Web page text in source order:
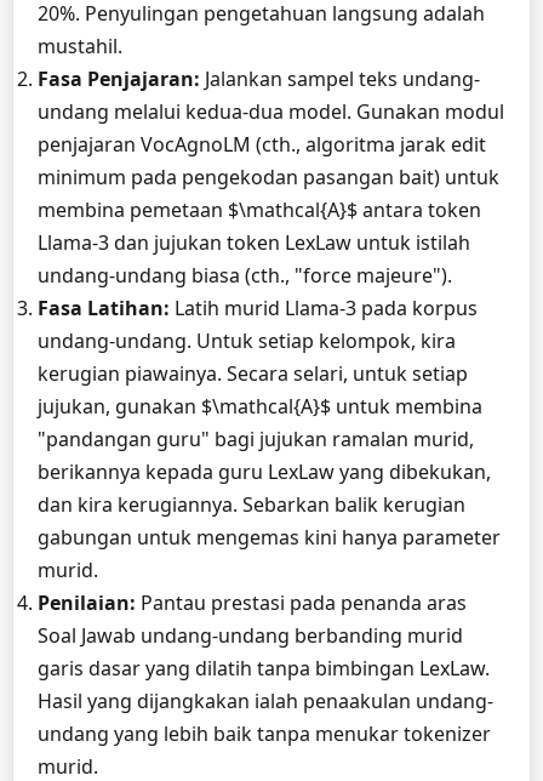
20%. Penyulingan pengetahuan langsung adalah
mustahil.
Fasa Penjajaran: Jalankan sampel teks undang-
undang melalui kedua-dua model. Gunakan modul
penjajaran VocAgnoLM (cth., algoritma jarak edit
minimum pada pengekodan pasangan bait) untuk
membina pemetaan $\mathcal{A}$ antara token
Llama-3 dan jujukan token LexLaw untuk istilah
undang-undang biasa (cth., "force majeure").
Fasa Latihan: Latih murid Llama-3 pada korpus
undang-undang. Untuk setiap kelompok, kira
kerugian piawainya. Secara selari, untuk setiap
jujukan, gunakan $\mathcal{A}$ untuk membina
"pandangan guru" bagi jujukan ramalan murid,
berikannya kepada guru LexLaw yang dibekukan,
dan kira kerugiannya. Sebarkan balik kerugian
gabungan untuk mengemas kini hanya parameter
murid.
Penilaian: Pantau prestasi pada penanda aras
Soal Jawab undang-undang berbanding murid
garis dasar yang dilatih tanpa bimbingan LexLaw.
Hasil yang dijangkakan ialah penaakulan undang-
undang yang lebih baik tanpa menukar tokenizer
murid.